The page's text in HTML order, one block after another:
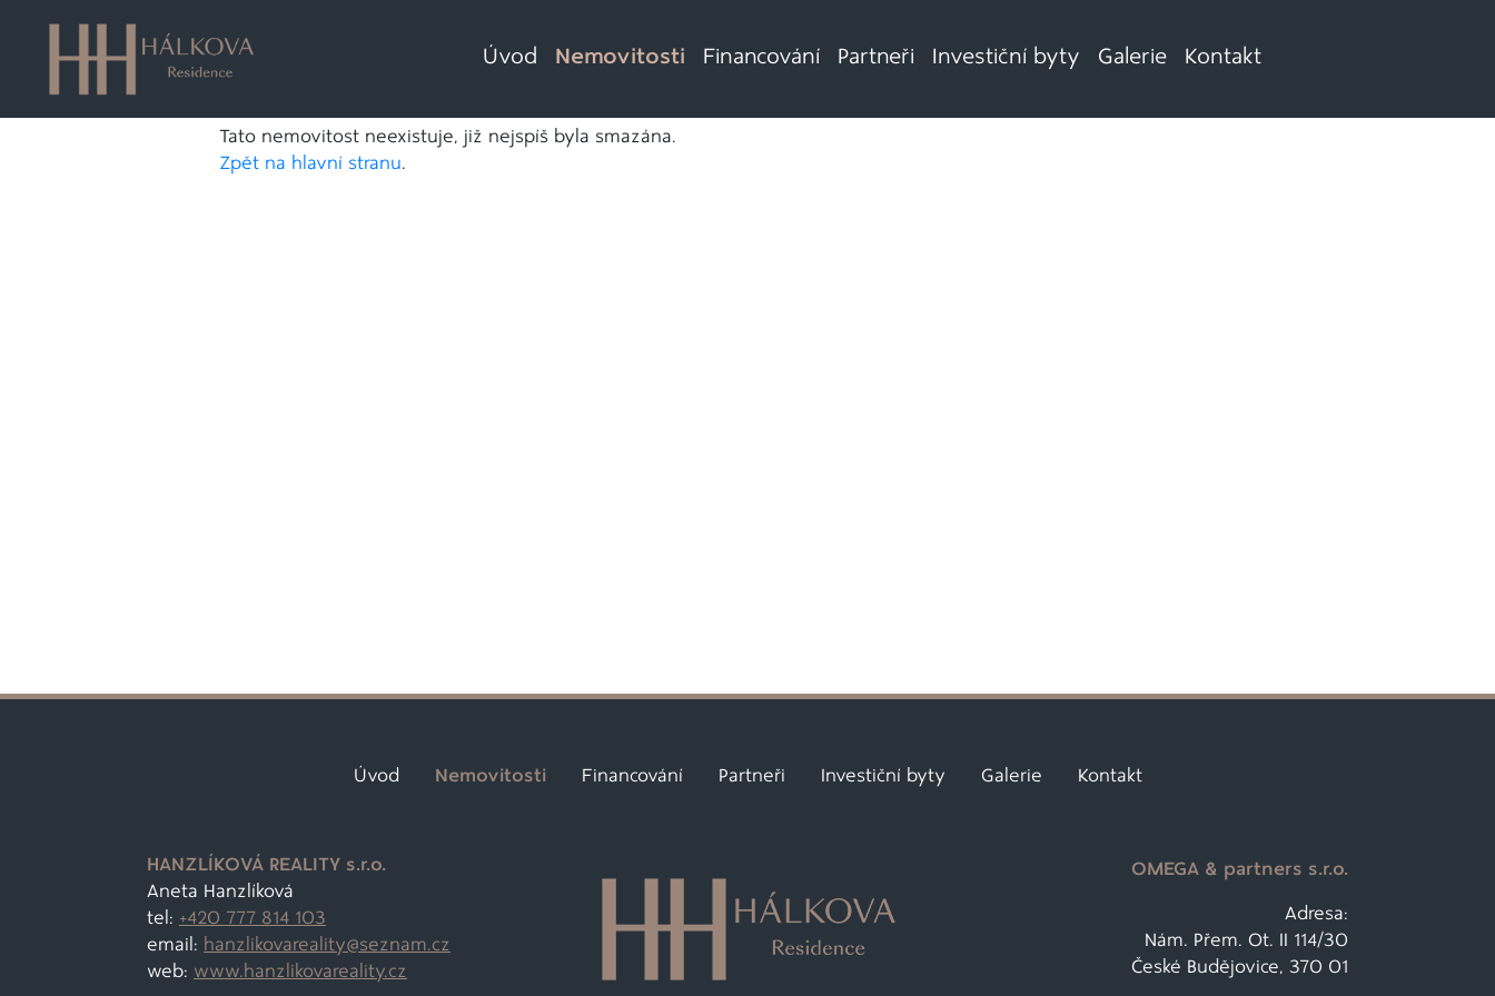
Úvod Nemovitosti Financování Partneři Investiční byty Galerie Kontakt
Tato nemovitost neexistuje, již nejspíš byla smazána.
Zpět na hlavní stranu.
Úvod Nemovitosti Financování Partneři Investiční byty Galerie Kontakt
HANZLÍKOVÁ REALITY s.r.o.
Aneta Hanzlíková
tel: +420 777 814 103
email: hanzlikovareality@seznam.cz
web: www.hanzlikovareality.cz
OMEGA & partners s.r.o.
Adresa:
Nám. Přem. Ot. II 114/30
České Budějovice, 370 01